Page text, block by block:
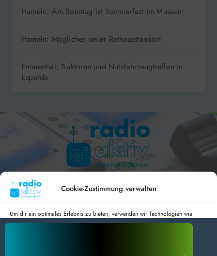
Cookie-Zustimmung verwalten
Um dir ein optimales Erlebnis zu bieten, verwenden wir Technologien wie
Cookies, um Geräteinformationen zu speichern und/oder darauf zuzugreifen.
Hameln: Am Sonntag ist Sommerfest im Museum
Hameln: Möglicher neuer Rathausstandort
Emmerthal: Traktoren und Nutzfahrzeugtreffen in
Esperde
Hameln 99.3 – Bad Pyrmont 94.8 – Bad Münder 107.2 –
DAB+ 9C